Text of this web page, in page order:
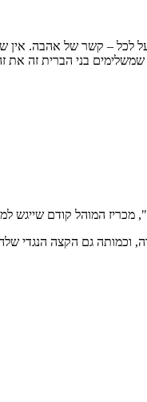
לכל – קשר של אהבה. אין
המוהל קודם שייגש
וכמותה גם הקצה הנגדי